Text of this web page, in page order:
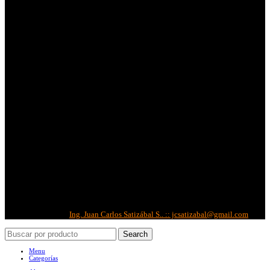
Ing. Juan Carlos Satizábal S.. :: jcsatizabal@gmail.com
Search
Menu
Categorías